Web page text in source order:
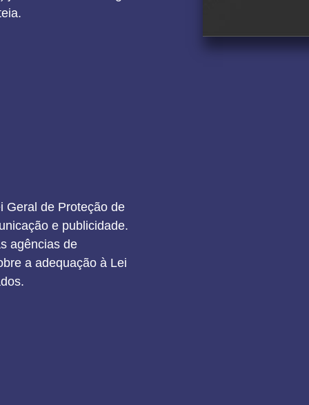
Geral de Proteção de
e publicidade.
agências de
a adequação à Lei